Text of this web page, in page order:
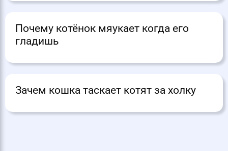
Почему котёнок мяукает когда его
гладишь
Зачем кошка таскает котят за холку